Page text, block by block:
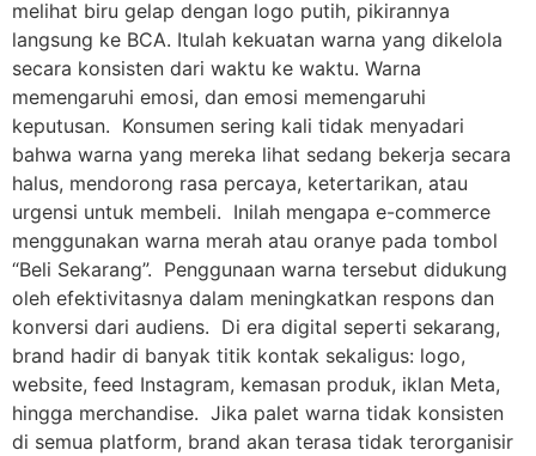
melihat biru gelap dengan logo putih, pikirannya
langsung ke BCA. Itulah kekuatan warna yang dikelola
secara konsisten dari waktu ke waktu. Warna
memengaruhi emosi, dan emosi memengaruhi
keputusan. Konsumen sering kali tidak menyadari
bahwa warna yang mereka lihat sedang bekerja secara
halus, mendorong rasa percaya, ketertarikan, atau
urgensi untuk membeli. Inilah mengapa e-commerce
menggunakan warna merah atau oranye pada tombol
“Beli Sekarang”. Penggunaan warna tersebut didukung
oleh efektivitasnya dalam meningkatkan respons dan
konversi dari audiens. Di era digital seperti sekarang,
brand hadir di banyak titik kontak sekaligus: logo,
website, feed Instagram, kemasan produk, iklan Meta,
hingga merchandise. Jika palet warna tidak konsisten
di semua platform, brand akan terasa tidak terorganisir